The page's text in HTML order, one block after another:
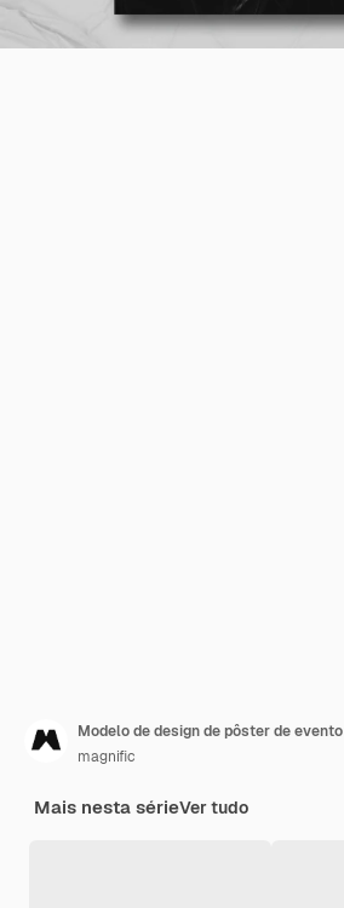
Modelo de design de pôster de evento
magnific
Mais nesta sérieVer tudo